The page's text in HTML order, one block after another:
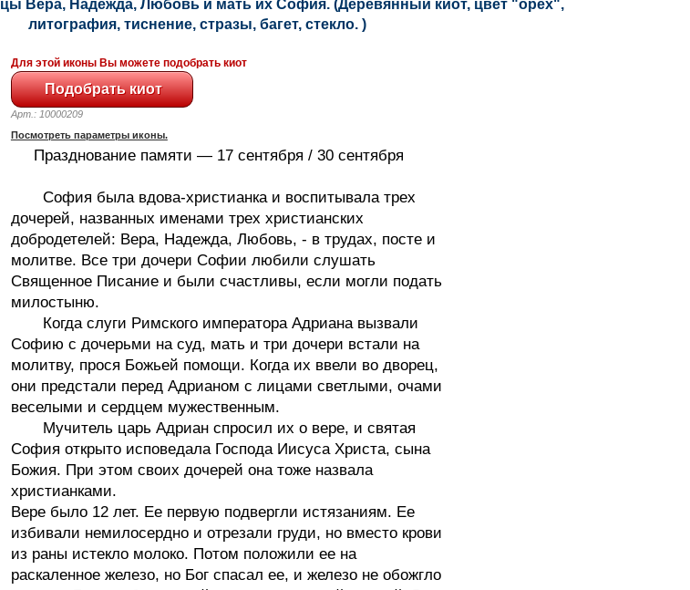
Вера, Надежда, Любовь и мать их София. (Деревянный киот, цвет "орех",
литография, тиснение, стразы, багет, стекло. )
Для этой иконы Вы можете подобрать киот
Арт.: 10000209
Посмотреть параметры иконы.
Празднование памяти — 17 сентября / 30 сентября
София была вдова-христианка и воспитывала трех
дочерей, названных именами трех христианских
добродетелей: Вера, Надежда, Любовь, - в трудах, посте и
молитве. Все три дочери Софии любили слушать
Священное Писание и были счастливы, если могли подать
милостыню.
Когда слуги Римского императора Адриана вызвали
Софию с дочерьми на суд, мать и три дочери встали на
молитву, прося Божьей помощи. Когда их ввели во дворец,
они предстали перед Адрианом с лицами светлыми, очами
веселыми и сердцем мужественным.
Мучитель царь Адриан спросил их о вере, и святая
София открыто исповедала Господа Иисуса Христа, сына
Божия. При этом своих дочерей она тоже назвала
христианками.
Вере было 12 лет. Ее первую подвергли истязаниям. Ее
избивали немилосердно и отрезали груди, но вместо крови
из раны истекло молоко. Потом положили ее на
раскаленное железо, но Бог спасал ее, и железо не обожгло